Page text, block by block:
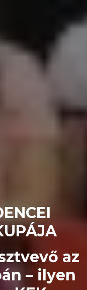
az
– ilyen